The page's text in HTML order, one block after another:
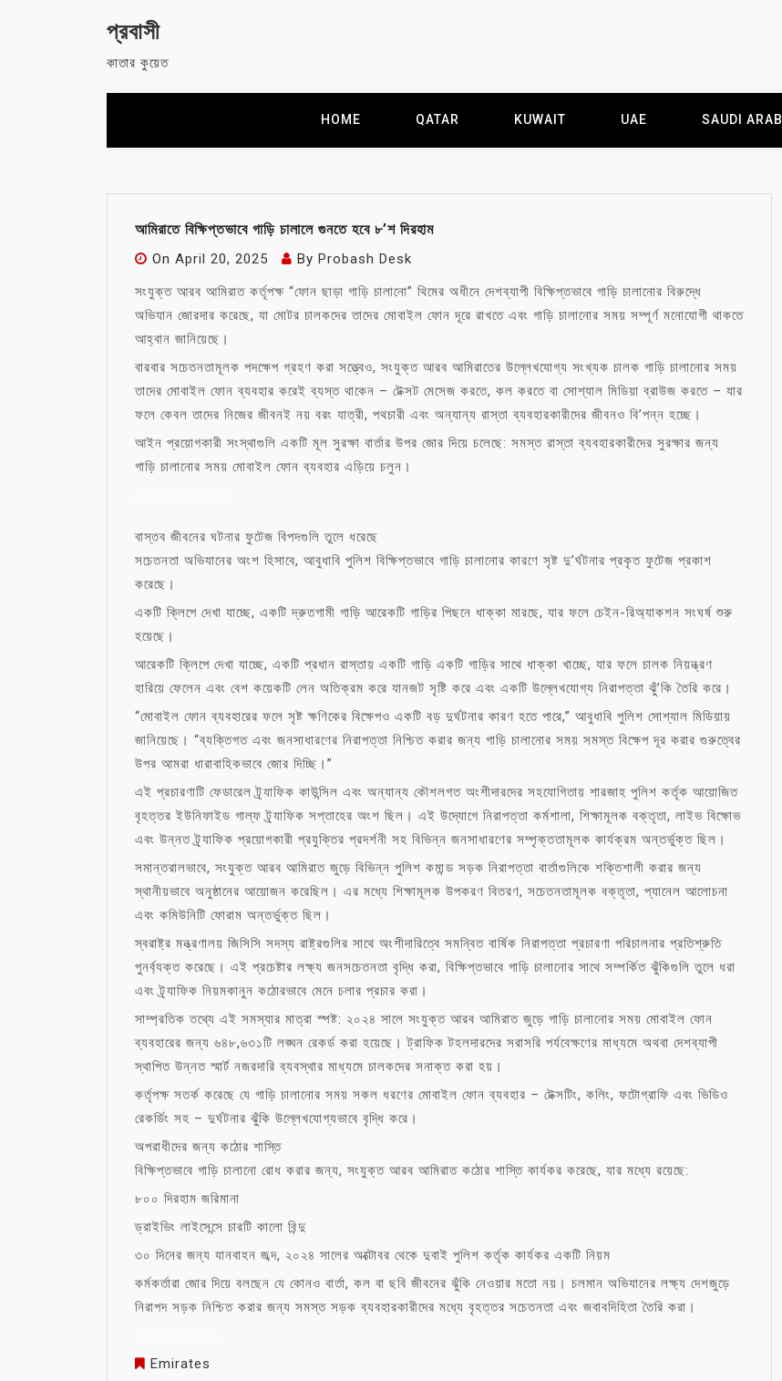
প্রবাসী
কাতার কুয়েত
HOME QATAR KUWAIT UAE SAUDI ARAB
আমিরাতে বিক্ষিপ্তভাবে গাড়ি চালালে গুনতে হবে ৮’শ দিরহাম
On April 20, 2025 By Probash Desk
সংযুক্ত আরব আমিরাত কর্তৃপক্ষ “ফোন ছাড়া গাড়ি চালানো” থিমের অধীনে দেশব্যাপী বিক্ষিপ্তভাবে গাড়ি চালানোর বিরুদ্ধে
অভিযান জোরদার করেছে, যা মোটর চালকদের তাদের মোবাইল ফোন দূরে রাখতে এবং গাড়ি চালানোর সময় সম্পূর্ণ মনোযোগী থাকতে
আহ্বান জানিয়েছে।
বারবার সচেতনতামূলক পদক্ষেপ গ্রহণ করা সত্ত্বেও, সংযুক্ত আরব আমিরাতের উল্লেখযোগ্য সংখ্যক চালক গাড়ি চালানোর সময়
তাদের মোবাইল ফোন ব্যবহার করেই ব্যস্ত থাকেন – টেক্সট মেসেজ করতে, কল করতে বা সোশ্যাল মিডিয়া ব্রাউজ করতে – যার
ফলে কেবল তাদের নিজের জীবনই নয় বরং যাত্রী, পথচারী এবং অন্যান্য রাস্তা ব্যবহারকারীদের জীবনও বি’পন্ন হচ্ছে।
আইন প্রয়োগকারী সংস্থাগুলি একটি মূল সুরক্ষা বার্তার উপর জোর দিয়ে চলেছে: সমস্ত রাস্তা ব্যবহারকারীদের সুরক্ষার জন্য
গাড়ি চালানোর সময় মোবাইল ফোন ব্যবহার এড়িয়ে চলুন।
বাস্তব জীবনের ঘটনার ফুটেজ বিপদগুলি তুলে ধরেছে
সচেতনতা অভিযানের অংশ হিসাবে, আবুধাবি পুলিশ বিক্ষিপ্তভাবে গাড়ি চালানোর কারণে সৃষ্ট দু’র্ঘটনার প্রকৃত ফুটেজ প্রকাশ
করেছে।
একটি ক্লিপে দেখা যাচ্ছে, একটি দ্রুতগামী গাড়ি আরেকটি গাড়ির পিছনে ধাক্কা মারছে, যার ফলে চেইন-রিঅ্যাকশন সংঘর্ষ শুরু
হয়েছে।
আরেকটি ক্লিপে দেখা যাচ্ছে, একটি প্রধান রাস্তায় একটি গাড়ি একটি গাড়ির সাথে ধাক্কা খাচ্ছে, যার ফলে চালক নিয়ন্ত্রণ
হারিয়ে ফেলেন এবং বেশ কয়েকটি লেন অতিক্রম করে যানজট সৃষ্টি করে এবং একটি উল্লেখযোগ্য নিরাপত্তা ঝুঁ’কি তৈরি করে।
“মোবাইল ফোন ব্যবহারের ফলে সৃষ্ট ক্ষণিকের বিক্ষেপও একটি বড় দুর্ঘটনার কারণ হতে পারে,” আবুধাবি পুলিশ সোশ্যাল মিডিয়ায়
জানিয়েছে। “ব্যক্তিগত এবং জনসাধারণের নিরাপত্তা নিশ্চিত করার জন্য গাড়ি চালানোর সময় সমস্ত বিক্ষেপ দূর করার গুরুত্বের
উপর আমরা ধারাবাহিকভাবে জোর দিচ্ছি।”
এই প্রচারণাটি ফেডারেল ট্র্যাফিক কাউন্সিল এবং অন্যান্য কৌশলগত অংশীদারদের সহযোগিতায় শারজাহ পুলিশ কর্তৃক আয়োজিত
বৃহত্তর ইউনিফাইড গাল্ফ ট্র্যাফিক সপ্তাহের অংশ ছিল। এই উদ্যোগে নিরাপত্তা কর্মশালা, শিক্ষামূলক বক্তৃতা, লাইভ বিক্ষোভ
এবং উন্নত ট্র্যাফিক প্রয়োগকারী প্রযুক্তির প্রদর্শনী সহ বিভিন্ন জনসাধারণের সম্পৃক্ততামূলক কার্যক্রম অন্তর্ভুক্ত ছিল।
সমান্তরালভাবে, সংযুক্ত আরব আমিরাত জুড়ে বিভিন্ন পুলিশ কমান্ড সড়ক নিরাপত্তা বার্তাগুলিকে শক্তিশালী করার জন্য
স্থানীয়ভাবে অনুষ্ঠানের আয়োজন করেছিল। এর মধ্যে শিক্ষামূলক উপকরণ বিতরণ, সচেতনতামূলক বক্তৃতা, প্যানেল আলোচনা
এবং কমিউনিটি ফোরাম অন্তর্ভুক্ত ছিল।
স্বরাষ্ট্র মন্ত্রণালয় জিসিসি সদস্য রাষ্ট্রগুলির সাথে অংশীদারিত্বে সমন্বিত বার্ষিক নিরাপত্তা প্রচারণা পরিচালনার প্রতিশ্রুতি
পুনর্ব্যক্ত করেছে। এই প্রচেষ্টার লক্ষ্য জনসচেতনতা বৃদ্ধি করা, বিক্ষিপ্তভাবে গাড়ি চালানোর সাথে সম্পর্কিত ঝুঁকিগুলি তুলে ধরা
এবং ট্র্যাফিক নিয়মকানুন কঠোরভাবে মেনে চলার প্রচার করা।
সাম্প্রতিক তথ্যে এই সমস্যার মাত্রা স্পষ্ট: ২০২৪ সালে সংযুক্ত আরব আমিরাত জুড়ে গাড়ি চালানোর সময় মোবাইল ফোন
ব্যবহারের জন্য ৬৪৮,৬৩১টি লঙ্ঘন রেকর্ড করা হয়েছে। ট্রাফিক টহলদারদের সরাসরি পর্যবেক্ষণের মাধ্যমে অথবা দেশব্যাপী
স্থাপিত উন্নত স্মার্ট নজরদারি ব্যবস্থার মাধ্যমে চালকদের সনাক্ত করা হয়।
কর্তৃপক্ষ সতর্ক করেছে যে গাড়ি চালানোর সময় সকল ধরণের মোবাইল ফোন ব্যবহার – টেক্সটিং, কলিং, ফটোগ্রাফি এবং ভিডিও
রেকর্ডিং সহ – দুর্ঘটনার ঝুঁকি উল্লেখযোগ্যভাবে বৃদ্ধি করে।
অপরাধীদের জন্য কঠোর শাস্তি
বিক্ষিপ্তভাবে গাড়ি চালানো রোধ করার জন্য, সংযুক্ত আরব আমিরাত কঠোর শাস্তি কার্যকর করেছে, যার মধ্যে রয়েছে:
৮০০ দিরহাম জরিমানা
ড্রাইভিং লাইসেন্সে চারটি কালো বিন্দু
৩০ দিনের জন্য যানবাহন জব্দ, ২০২৪ সালের অক্টোবর থেকে দুবাই পুলিশ কর্তৃক কার্যকর একটি নিয়ম
কর্মকর্তারা জোর দিয়ে বলছেন যে কোনও বার্তা, কল বা ছবি জীবনের ঝুঁকি নেওয়ার মতো নয়। চলমান অভিযানের লক্ষ্য দেশজুড়ে
নিরাপদ সড়ক নিশ্চিত করার জন্য সমস্ত সড়ক ব্যবহারকারীদের মধ্যে বৃহত্তর সচেতনতা এবং জবাবদিহিতা তৈরি করা।
Emirates